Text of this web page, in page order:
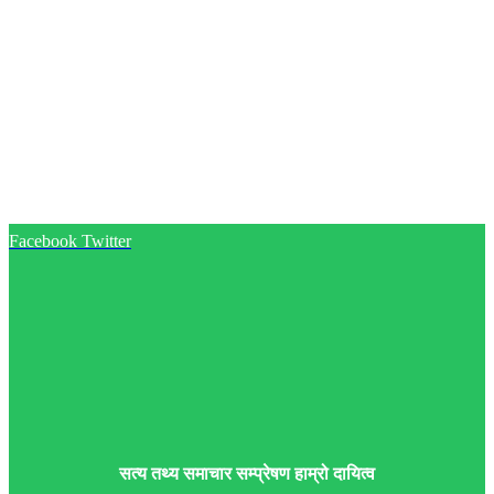
Facebook Twitter
सत्य तथ्य समाचार सम्प्रेषण हाम्रो दायित्व